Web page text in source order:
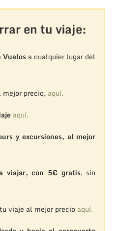
en tu viaje:
Vuelosa cualquier lugar del
mejor precio, aquí.
aquí.
y excursiones, al mejor
viajar, con 5€ gratis, sin
viaje al mejor precio aquí.